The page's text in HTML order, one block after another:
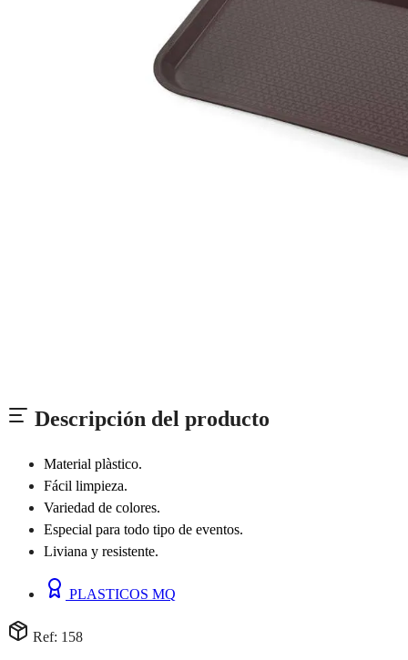
Descripción del producto
Material plàstico.
Fácil limpieza.
Variedad de colores.
Especial para todo tipo de eventos.
Liviana y resistente.
PLASTICOS MQ
Ref: 158